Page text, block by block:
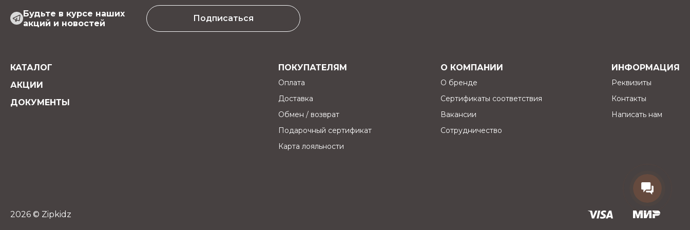
Характеристики:
- Плотность мембраны: 135 г/м²
- Влагопроницаемость: 3000
Будьте в курсе наших
акций и новостей
Подписаться
КАТАЛОГ
АКЦИИ
ДОКУМЕНТЫ
ПОКУПАТЕЛЯМ
Оплата
Доставка
Обмен / возврат
Подарочный сертификат
Карта лояльности
О КОМПАНИИ
О бренде
Сертификаты соответствия
Вакансии
Сотрудничество
ИНФОРМАЦИЯ
Реквизиты
Контакты
Написать нам
2026 © Zipkidz